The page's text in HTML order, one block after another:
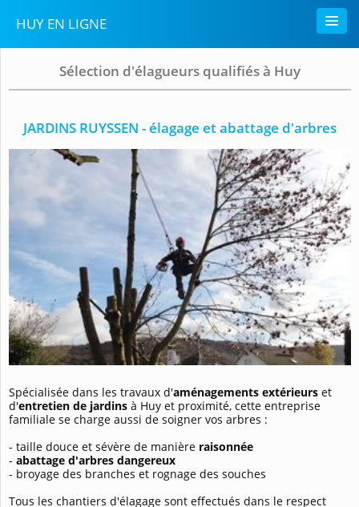
HUY EN LIGNE
Sélection d'élagueurs qualifiés à Huy
JARDINS RUYSSEN - élagage et abattage d'arbres
Spécialisée dans les travaux d'aménagements extérieurs et
d'entretien de jardins à Huy et proximité, cette entreprise
familiale se charge aussi de soigner vos arbres :
- taille douce et sévère de manière raisonnée
- abattage d'arbres dangereux
- broyage des branches et rognage des souches
Tous les chantiers d'élagage sont effectués dans le respect